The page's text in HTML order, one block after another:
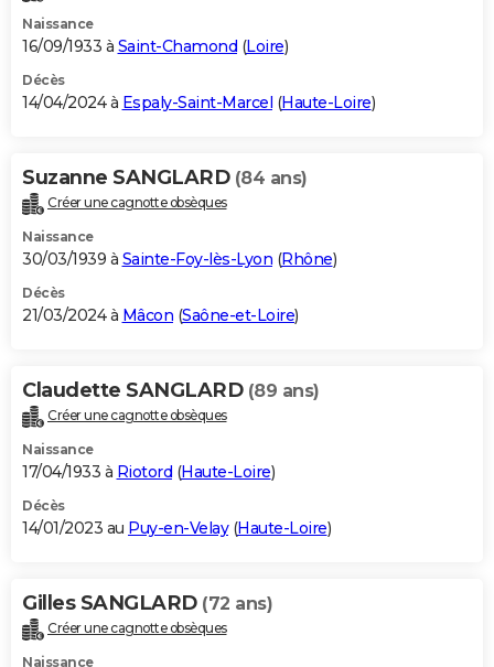
Naissance
16/09/1933 à Saint-Chamond (Loire)
Décès
14/04/2024 à Espaly-Saint-Marcel (Haute-Loire)
Suzanne SANGLARD (84 ans)
Créer une cagnotte obsèques
Naissance
30/03/1939 à Sainte-Foy-lès-Lyon (Rhône)
Décès
21/03/2024 à Mâcon (Saône-et-Loire)
Claudette SANGLARD (89 ans)
Créer une cagnotte obsèques
Naissance
17/04/1933 à Riotord (Haute-Loire)
Décès
14/01/2023 au Puy-en-Velay(Haute-Loire)
Gilles SANGLARD (72 ans)
Créer une cagnotte obsèques
Naissance